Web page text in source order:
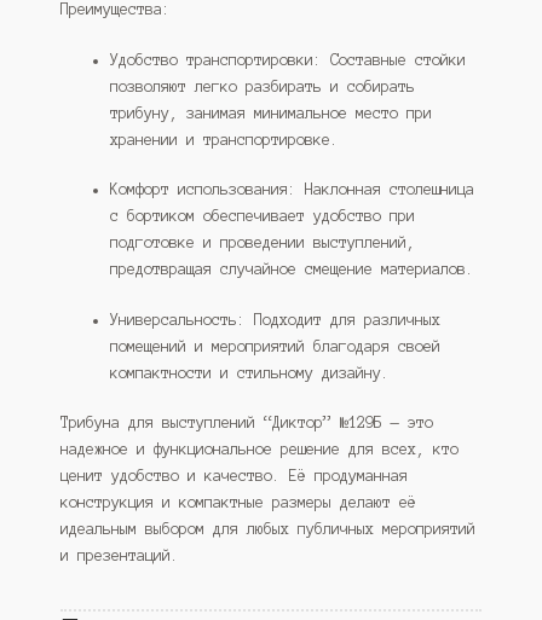
Преимущества:
Удобство транспортировки: Составные стойки
позволяют легко разбирать и собирать
трибуну, занимая минимальное место при
хранении и транспортировке.
Комфорт использования: Наклонная столешница
с бортиком обеспечивает удобство при
подготовке и проведении выступлений,
предотвращая случайное смещение материалов.
Универсальность: Подходит для различных
помещений и мероприятий благодаря своей
компактности и стильному дизайну.
Трибуна для выступлений “Диктор” №129Б — это
надежное и функциональное решение для всех, кто
ценит удобство и качество. Её продуманная
конструкция и компактные размеры делают её
идеальным выбором для любых публичных мероприятий
и презентаций.